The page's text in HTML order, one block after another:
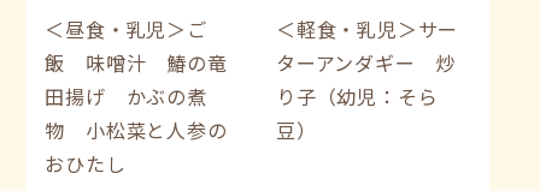
＜昼食・乳児＞ご
飯 味噌汁 鰆の竜
田揚げ かぶの煮
物 小松菜と人参の
おひたし
＜軽食・乳児＞サー
ターアンダギー 炒
り子（幼児：そら
豆）